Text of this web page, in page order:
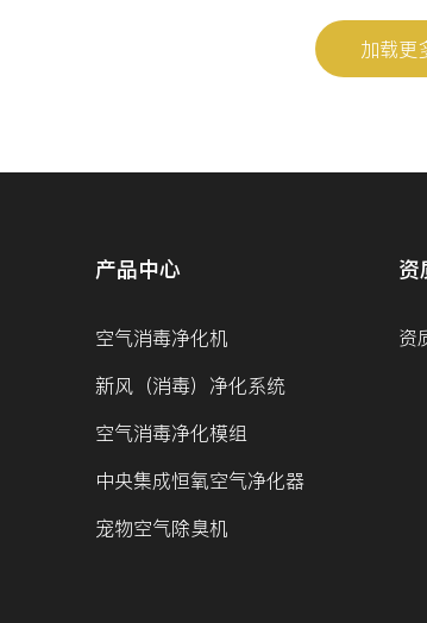
加载更
产品中心
空气消毒净化机
新风（消毒）净化系统
空气消毒净化模组
中央集成恒氧空气净化器
宠物空气除臭机
资
资